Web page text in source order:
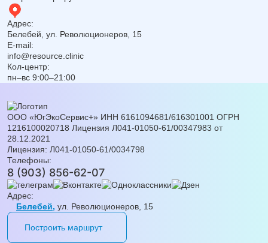
Адрес:
Белебей, ул. Революционеров, 15
E-mail:
info@resource.clinic
Кол-центр:
пн–вс 9:00–21:00
ООО «ЮгЭкоСервис+» ИНН 6161094681/616301001 ОГРН
1216100020718 Лицензия Л041-01050-61/00347983 от
28.12.2021
Лицензия: Л041-01050-61/0034798
Телефоны:
8 (903) 856-62-07
Адрес:
Белебей, ул. Революционеров, 15
Построить маршрут